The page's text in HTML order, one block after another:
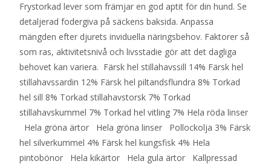
Frystorkad lever som främjar en god aptit för din hund. Se
detaljerad fodergiva på säckens baksida. Anpassa
mängden efter djurets inviduella näringsbehov. Faktorer så
som ras, aktivitetsnivå och livsstadie gör att det dagliga
behovet kan variera. Färsk hel stillahavssill 14% Färsk hel
stillahavssardin 12% Färsk hel piltandsflundra 8% Torkad
hel sill 8% Torkad stillahavstorsk 7% Torkad
stillahavskummel 7% Torkad hel vitling 7% Hela röda linser
Hela gröna ärtor Hela gröna linser Pollockolja 3% Färsk
hel silverkummel 4% Färsk hel kungsfisk 4% Hela
pintobönor Hela kikärtor Hela gula ärtor Kallpressad